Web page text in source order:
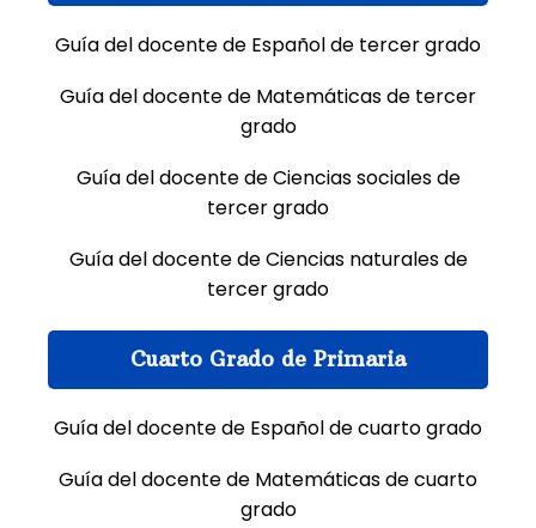
Guía del docente de Español de tercer grado
Guía del docente de Matemáticas de tercer
grado
Guía del docente de Ciencias sociales de
tercer grado
Guía del docente de Ciencias naturales de
tercer grado
Cuarto Grado de Primaria
Guía del docente de Español de cuarto grado
Guía del docente de Matemáticas de cuarto
grado